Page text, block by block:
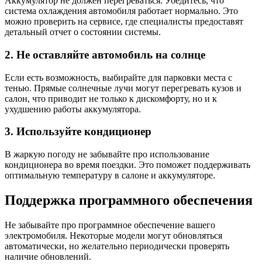
система охлаждения автомобиля работает нормально. Это
можно проверить на сервисе, где специалисты предоставят
детальный отчет о состоянии системы.
2. Не оставляйте автомобиль на солнце
Если есть возможность, выбирайте для парковки места с
тенью. Прямые солнечные лучи могут перегревать кузов и
салон, что приводит не только к дискомфорту, но и к
ухудшению работы аккумулятора.
3. Используйте кондиционер
В жаркую погоду не забывайте про использование
кондиционера во время поездки. Это поможет поддерживать
оптимальную температуру в салоне и аккумуляторе.
Поддержка программного обеспечения
Не забывайте про программное обеспечение вашего
электромобиля. Некоторые модели могут обновляться
автоматически, но желательно периодически проверять
наличие обновлений.